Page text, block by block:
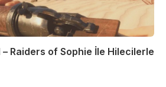
– Raiders of Sophie İle Hilecilerle